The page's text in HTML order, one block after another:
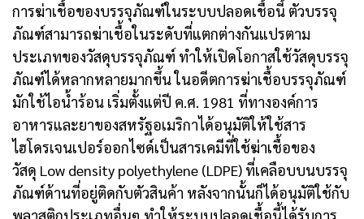
การฆ่าเชื้อของบรรจุภัณฑ์ในระบบปลอดเชื้อนี้ ตัวบรรจุ
ภัณฑ์สามารถฆ่าเชื้อในระดับที่แตกต่างกันแปรตาม
ประเภทของวัสดุบรรจุภัณฑ์ ทำให้เปิดโอกาสใช้วัสดุบรรจุ
ภัณฑ์ได้หลากหลายมากขึ้น ในอดีตการฆ่าเชื้อบรรจุภัณฑ์
มักใช้ไอน้ำร้อน เริ่มตั้งแต่ปี ค.ศ. 1981 ที่ทางองค์การ
อาหารและยาของสหรัฐอเมริกาได้อนุมัติให้ใช้สาร
ไฮโดรเจนเปอร์ออกไซด์เป็นสารเคมีที่ใช้ฆ่าเชื้อของ
วัสดุ Low density polyethylene (LDPE) ที่เคลือบบนบรรจุ
ภัณฑ์ด้านที่อยู่ติดกับตัวสินค้า หลังจากนั้นก็ได้อนุมัติใช้กับ
พลาสติกประเภทอื่นๆ ทำให้ระบบปลอดเชื้อนี้ได้รับการ